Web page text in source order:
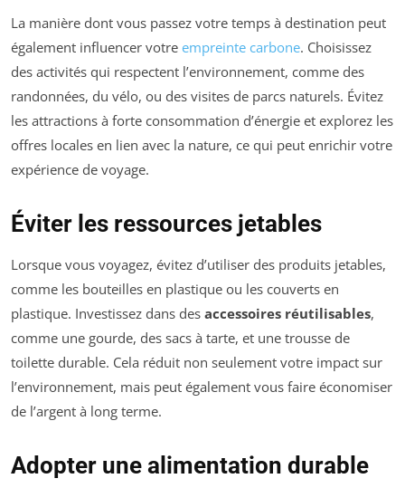
La manière dont vous passez votre temps à destination peut
également influencer votre empreinte carbone. Choisissez
des activités qui respectent l’environnement, comme des
randonnées, du vélo, ou des visites de parcs naturels. Évitez
les attractions à forte consommation d’énergie et explorez les
offres locales en lien avec la nature, ce qui peut enrichir votre
expérience de voyage.
Éviter les ressources jetables
Lorsque vous voyagez, évitez d’utiliser des produits jetables,
comme les bouteilles en plastique ou les couverts en
plastique. Investissez dans des accessoires réutilisables,
comme une gourde, des sacs à tarte, et une trousse de
toilette durable. Cela réduit non seulement votre impact sur
l’environnement, mais peut également vous faire économiser
de l’argent à long terme.
Adopter une alimentation durable